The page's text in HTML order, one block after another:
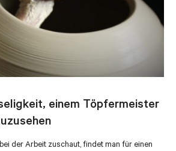
einem Töpfermeister
der Arbeit zuschaut, findet man für einen